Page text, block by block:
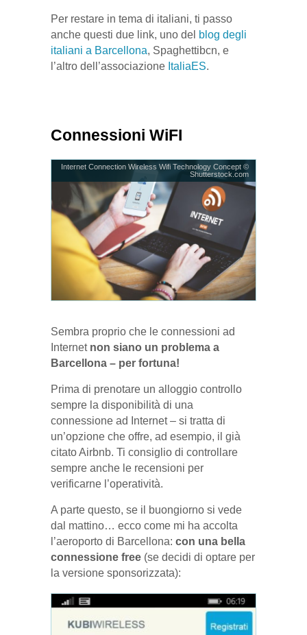
Per restare in tema di italiani, ti passo
anche questi due link, uno del blog degli
italiani a Barcellona, Spaghettibcn, e
l’altro dell’associazione ItaliaES.
Connessioni WiFI
Internet Connection Wireless Wifi Technology Concept ©
Shutterstock.com
Sembra proprio che le connessioni ad
Internet non siano un problema a
Barcellona – per fortuna!
Prima di prenotare un alloggio controllo
sempre la disponibilità di una
connessione ad Internet – si tratta di
un’opzione che offre, ad esempio, il già
citato Airbnb. Ti consiglio di controllare
sempre anche le recensioni per
verificarne l’operatività.
A parte questo, se il buongiorno si vede
dal mattino… ecco come mi ha accolta
l’aeroporto di Barcellona: con una bella
connessione free (se decidi di optare per
la versione sponsorizzata):